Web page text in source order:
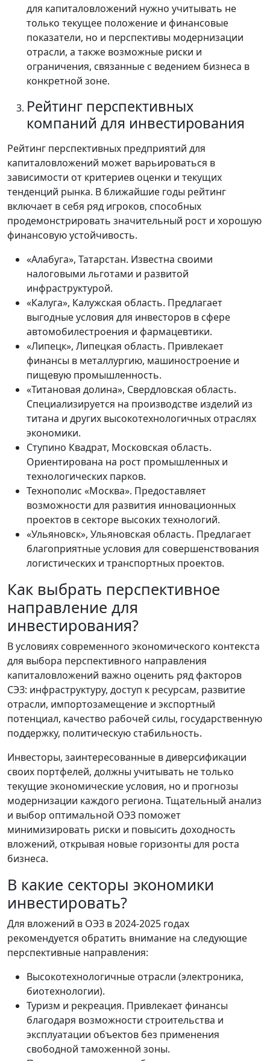
для капиталовложений нужно учитывать не
только текущее положение и финансовые
показатели, но и перспективы модернизации
отрасли, а также возможные риски и
ограничения, связанные с ведением бизнеса в
конкретной зоне.
Рейтинг перспективных
компаний для инвестирования
Рейтинг перспективных предприятий для
капиталовложений может варьироваться в
зависимости от критериев оценки и текущих
тенденций рынка. В ближайшие годы рейтинг
включает в себя ряд игроков, способных
продемонстрировать значительный рост и хорошую
финансовую устойчивость.
«Алабуга», Татарстан. Известна своими
налоговыми льготами и развитой
инфраструктурой.
«Калуга», Калужская область. Предлагает
выгодные условия для инвесторов в сфере
автомобилестроения и фармацевтики.
«Липецк», Липецкая область. Привлекает
финансы в металлургию, машиностроение и
пищевую промышленность.
«Титановая долина», Свердловская область.
Специализируется на производстве изделий из
титана и других высокотехнологичных отраслях
экономики.
Ступино Квадрат, Московская область.
Ориентирована на рост промышленных и
технологических парков.
Технополис «Москва». Предоставляет
возможности для развития инновационных
проектов в секторе высоких технологий.
«Ульяновск», Ульяновская область. Предлагает
благоприятные условия для совершенствования
логистических и транспортных проектов.
Как выбрать перспективное
направление для
инвестирования?
В условиях современного экономического контекста
для выбора перспективного направления
капиталовложений важно оценить ряд факторов
СЭЗ: инфраструктуру, доступ к ресурсам, развитие
отрасли, импортозамещение и экспортный
потенциал, качество рабочей силы, государственную
поддержку, политическую стабильность.
Инвесторы, заинтересованные в диверсификации
своих портфелей, должны учитывать не только
текущие экономические условия, но и прогнозы
модернизации каждого региона. Тщательный анализ
и выбор оптимальной ОЭЗ поможет
минимизировать риски и повысить доходность
вложений, открывая новые горизонты для роста
бизнеса.
В какие секторы экономики
инвестировать?
Для вложений в ОЭЗ в 2024-2025 годах
рекомендуется обратить внимание на следующие
перспективные направления:
Высокотехнологичные отрасли (электроника,
биотехнологии).
Туризм и рекреация. Привлекает финансы
благодаря возможности строительства и
эксплуатации объектов без применения
свободной таможенной зоны.